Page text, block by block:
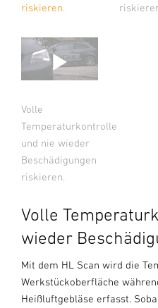
riskieren.
Volle
Temperaturkontrolle
und nie wieder
Beschädigungen
riskieren.
Volle
wieder
Mit dem HL Scan wird die
Werkstückoberfläche
Heißluftgebläse erfasst.